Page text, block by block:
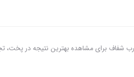
و درب شفاف برای مشاهده بهترین نتیجه در پخت،